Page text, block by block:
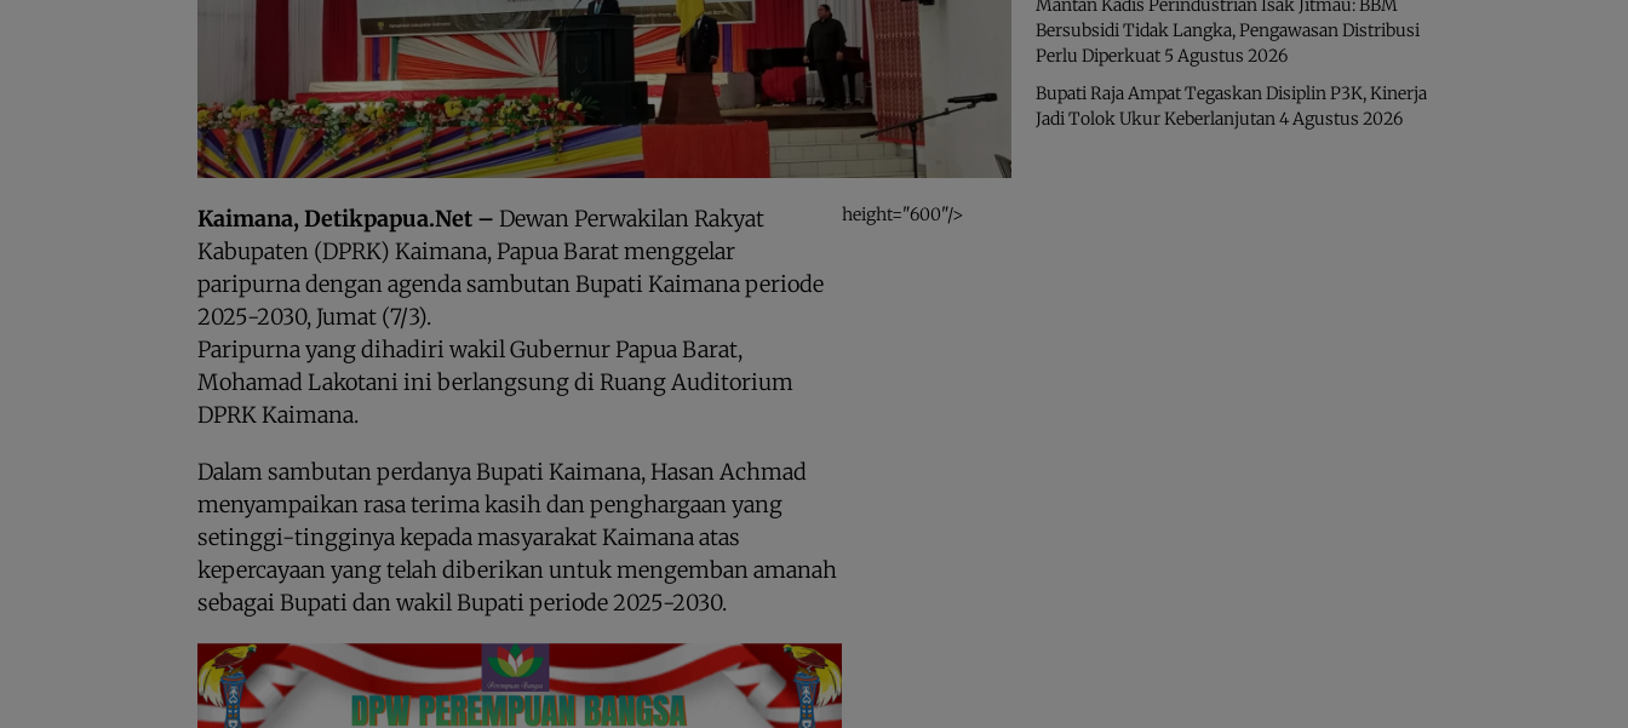
Kaimana, Detikpapua.Net – Dewan Perwakilan Rakyat
Kabupaten (DPRK) Kaimana, Papua Barat menggelar
paripurna dengan agenda sambutan Bupati Kaimana periode
2025-2030, Jumat (7/3).
Paripurna yang dihadiri wakil Gubernur Papua Barat,
Mohamad Lakotani ini berlangsung di Ruang Auditorium
DPRK Kaimana.
Dalam sambutan perdanya Bupati Kaimana, Hasan Achmad
menyampaikan rasa terima kasih dan penghargaan yang
setinggi-tingginya kepada masyarakat Kaimana atas
kepercayaan yang telah diberikan untuk mengemban amanah
sebagai Bupati dan wakil Bupati periode 2025-2030.
height="600"/>
Mantan Kadis Perindustrian Isak Jitmau: BBM
Bersubsidi Tidak Langka, Pengawasan Distribusi
Perlu Diperkuat 5 Agustus 2026
Bupati Raja Ampat Tegaskan Disiplin P3K, Kinerja
Jadi Tolok Ukur Keberlanjutan4 Agustus 2026